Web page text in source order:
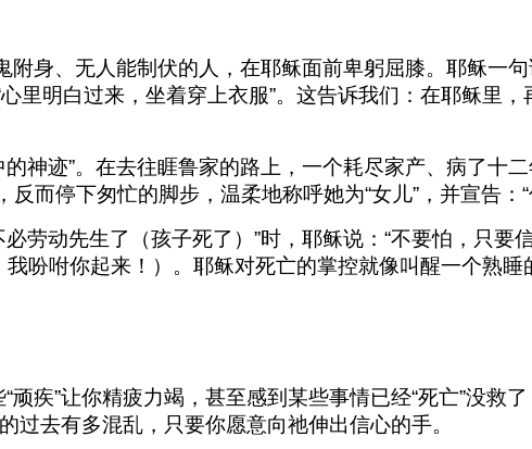
附身、无人能制伏的人，在耶稣面前卑躬屈膝。耶稣一
里明白过来，坐着穿上衣服”。这告诉我们：在耶稣里
神迹”。在去往睚鲁家的路上，一个耗尽家产、病了十
反而停下匆忙的脚步，温柔地称呼她为“女儿”，并宣告：
劳动先生了（孩子死了）”时，耶稣说：“不要怕，只要
吩咐你起来！）。耶稣对死亡的掌控就像叫醒一个熟睡
疾”让你精疲力竭，甚至感到某些事情已经“死亡”没救
过去有多混乱，只要你愿意向祂伸出信心的手。